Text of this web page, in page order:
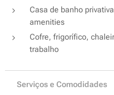
Casa de banho
amenities
Cofre, frigorífico,
trabalho
📶 Serviços e Comodidades